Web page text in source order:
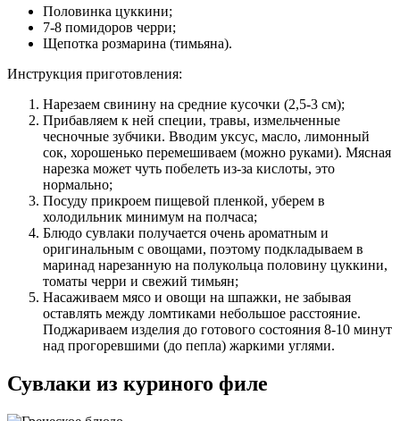
Половинка цуккини;
7-8 помидоров черри;
Щепотка розмарина (тимьяна).
Инструкция приготовления:
Нарезаем свинину на средние кусочки (2,5-3 см);
Прибавляем к ней специи, травы, измельченные
чесночные зубчики. Вводим уксус, масло, лимонный
сок, хорошенько перемешиваем (можно руками). Мясная
нарезка может чуть побелеть из-за кислоты, это
нормально;
Посуду прикроем пищевой пленкой, уберем в
холодильник минимум на полчаса;
Блюдо сувлаки получается очень ароматным и
оригинальным с овощами, поэтому подкладываем в
маринад нарезанную на полукольца половину цуккини,
томаты черри и свежий тимьян;
Насаживаем мясо и овощи на шпажки, не забывая
оставлять между ломтиками небольшое расстояние.
Поджариваем изделия до готового состояния 8-10 минут
над прогоревшими (до пепла) жаркими углями.
Сувлаки из куриного филе